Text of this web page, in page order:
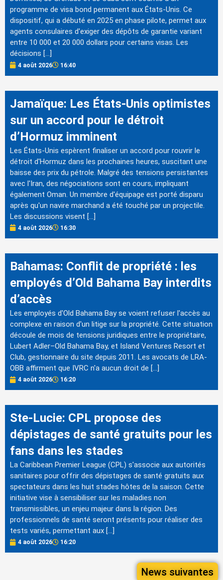
programme de visa bond permanent aux États-Unis. Ce
dispositif, qui a débuté en 2025 en phase pilote, permet aux
agents consulaires d'exiger des dépôts de garantie variant
entre 10 000 et 20 000 dollars pour certains visas. Les
décisions […]
4 août 2026 16:40
Jamaïque: Les États-Unis optimistes
sur un accord pour le détroit
d’Hormuz imminent
Les États-Unis espèrent finaliser un accord pour rouvrir le
détroit d'Hormuz dans les prochaines heures, suscitant une
baisse des prix du pétrole. Malgré des tensions persistantes
avec l'Iran, des négociations sont en cours, impliquant
également Oman. Un membre d'équipage est porté disparu
après qu'un navire marchand a été touché par un projectile.
Les discussions visent […]
4 août 2026 16:30
Bahamas: Conflit de propriété : les
employés d’Old Bahama Bay interdits
d’accès
Les employés d'Old Bahama Bay se voient refuser l'accès au
complexe en raison d'un litige sur la propriété. Cette situation
découle de mois de tensions juridiques entre le propriétaire,
Lubert Adler–Old Bahama Bay, et Island Ventures Resort et
Club, gestionnaire du site depuis 2011. Les avocats de LRA-
OBB affirment que IVRC n'a aucun droit de […]
4 août 2026 16:20
Ste-Lucie: CPL propose des
dépistages de santé gratuits pour les
fans dans les stades
La Caribbean Premier League (CPL) s'associe aux autorités
sanitaires pour offrir des dépistages de santé gratuits aux
spectateurs dans les huit stades hôtes de la saison. Cette
initiative vise à sensibiliser sur les maladies non
transmissibles, un enjeu majeur dans la région. Des
professionnels de santé seront présents pour réaliser des
tests variés, permettant aux […]
4 août 2026 16:20
News suivantes